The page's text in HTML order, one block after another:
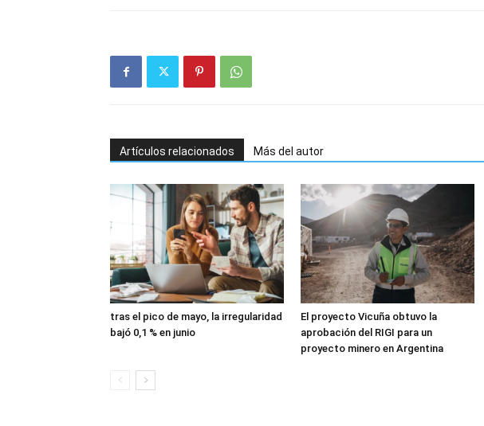
Artículos relacionados Más del autor
tras el pico de mayo, la irregularidad
bajó 0,1 % en junio
El proyecto Vicuña obtuvo la
aprobación del RIGI para un
proyecto minero en Argentina